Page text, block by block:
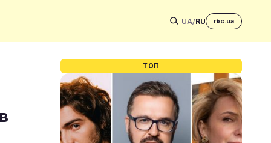
UA/RU rbc.ua
ТОП